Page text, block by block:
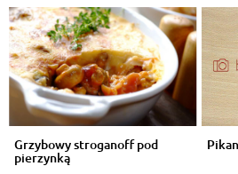
Grzybowy stroganoff pod
pierzynką